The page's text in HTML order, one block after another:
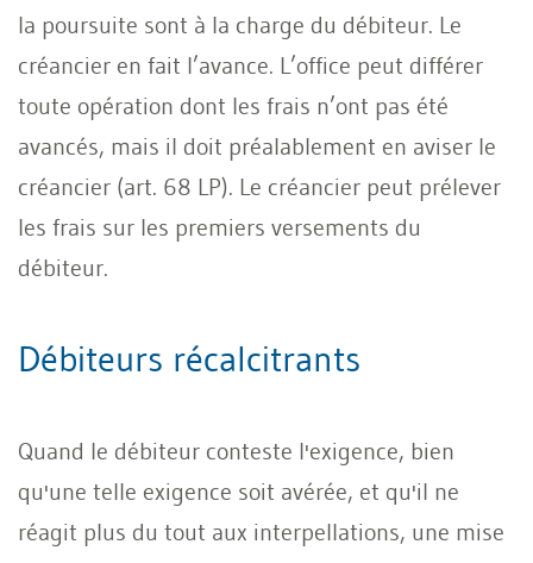
la poursuite sont à la charge du débiteur. Le
créancier en fait l’avance. L’office peut différer
toute opération dont les frais n’ont pas été
avancés, mais il doit préalablement en aviser le
créancier (art. 68 LP). Le créancier peut prélever
les frais sur les premiers versements du
débiteur.
Débiteurs récalcitrants
Quand le débiteur conteste l'exigence, bien
qu'une telle exigence soit avérée, et qu'il ne
réagit plus du tout aux interpellations, une mise